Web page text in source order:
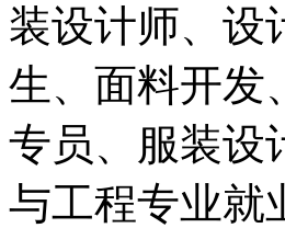
装设计师、设
生、面料开发
专员、服装设
与工程专业就